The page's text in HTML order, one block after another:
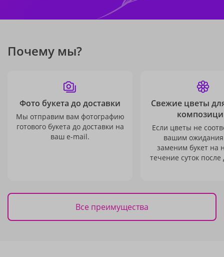
Почему мы?
Фото букета до доставки
Мы отправим вам фотографию
готового букета до доставки на
ваш e-mail.
Свежие цветы
Если цветы не
вашим
заменим букет на
течение суток после
Все преимущества